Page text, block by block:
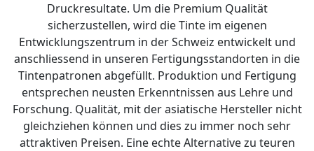
Druckresultate. Um die Premium Qualität
sicherzustellen, wird die Tinte im eigenen
Entwicklungszentrum in der Schweiz entwickelt und
anschliessend in unseren Fertigungsstandorten in die
Tintenpatronen abgefüllt. Produktion und Fertigung
entsprechen neusten Erkenntnissen aus Lehre und
Forschung. Qualität, mit der asiatische Hersteller nicht
gleichziehen können und dies zu immer noch sehr
attraktiven Preisen. Eine echte Alternative zu teuren